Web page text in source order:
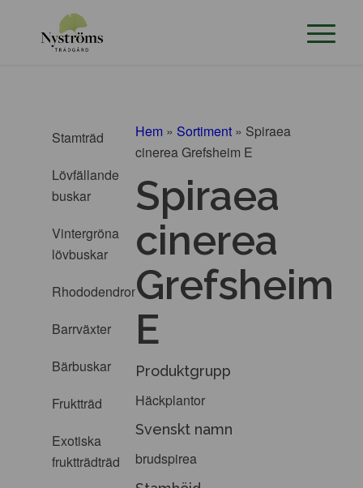
Stamträd
Lövfällande
buskar
Vintergröna
lövbuskar
Rhododendron
Barrväxter
Bärbuskar
Fruktträd
Exotiska
fruktträdträd
Hem » Sortiment » Spiraea
cinerea Grefsheim E
Spiraea
cinerea
Grefsheim
E
Produktgrupp
Häckplantor
Svenskt namn
brudspirea